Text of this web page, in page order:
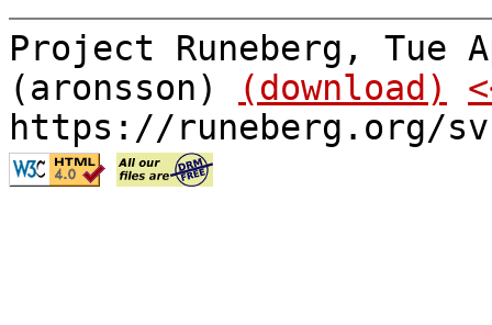
Project Runeberg, Tue
(aronsson)
(download)
https://runeberg.org/